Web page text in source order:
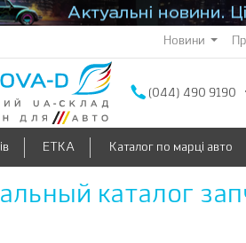
Новини
(044) 490 9190
ETKA Каталог по марці авто
каталог